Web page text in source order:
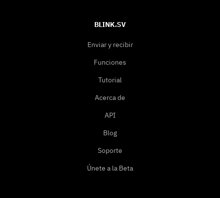
BLINK.SV
Enviar y recibir
Funciones
Tutorial
Acerca de
API
Blog
Soporte
Únete a la Beta